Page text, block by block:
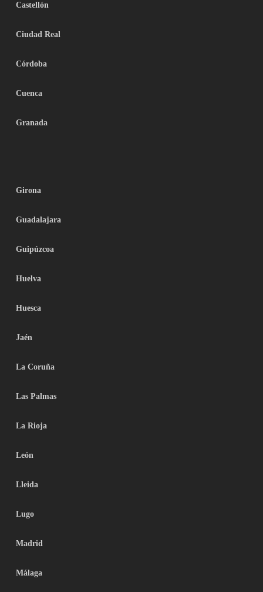
Castellón
Ciudad Real
Córdoba
Cuenca
Granada
Girona
Guadalajara
Guipúzcoa
Huelva
Huesca
Jaén
La Coruña
Las Palmas
La Rioja
León
Lleida
Lugo
Madrid
Málaga